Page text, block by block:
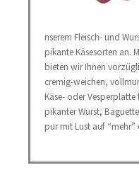
nserem Fleisch- und
pikante Käsesorten an.
bieten wir Ihnen
cremig-weichen,
Käse- oder
pikanter Wurst,
pur mit Lust auf “mehr”